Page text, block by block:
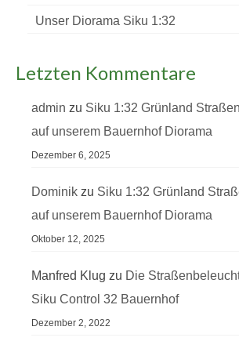
Unser Diorama Siku 1:32
Letzten Kommentare
admin zu Siku 1:32 Grünland
auf unserem Bauernhof Diorama
Dezember 6, 2025
Dominik zu Siku 1:32 Grünland
auf unserem Bauernhof Diorama
Oktober 12, 2025
Manfred Klug zu Die
Siku Control 32 Bauernhof
Dezember 2, 2022